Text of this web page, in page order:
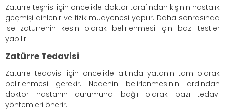
Zatürre teşhisi için öncelikle doktor tarafından kişinin hastalık
geçmişi dinlenir ve fizik muayenesi yapılır. Daha sonrasında
ise zatürrenin kesin olarak belirlenmesi için bazı testler
yapılır.
Zatürre Tedavisi
Zatürre tedavisi için öncelikle altında yatanın tam olarak
belirlenmesi gerekir. Nedenin belirlenmesinin ardından
doktor hastanın durumuna bağlı olarak bazı tedavi
yöntemleri önerir.